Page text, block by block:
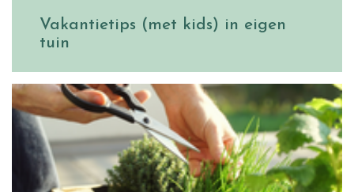
Vakantietips (met kids) in eigen
tuin